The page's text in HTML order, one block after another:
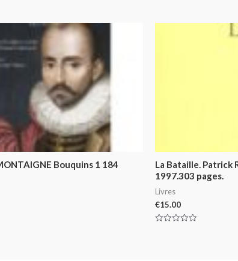
Bouquins 1 184
La Bataille. Patrick
1997.303 pages.
Livres
€15.00